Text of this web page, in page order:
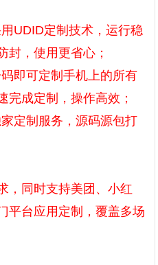
定制技术，运行稳
封，使用更省心；
可定制手机上的所有
完成定制，操作高效；
制服务，源码源包打
同时支持美团、小红
平台应用定制，覆盖多场